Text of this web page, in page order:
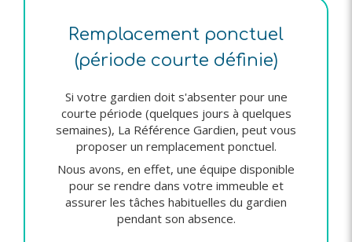
Remplacement ponctuel
(période courte définie)
Si votre gardien doit s'absenter pour une
courte période (quelques jours à quelques
semaines), La Référence Gardien, peut vous
proposer un remplacement ponctuel.
Nous avons, en effet, une équipe disponible
pour se rendre dans votre immeuble et
assurer les tâches habituelles du gardien
pendant son absence.